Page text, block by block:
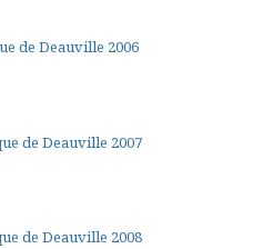
de Deauville 2006
de Deauville 2007
de Deauville 2008